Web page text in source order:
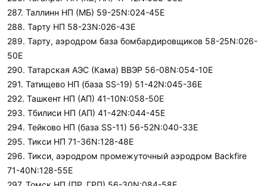
287. Таллинн НП (МБ) 59-25N:024-45E
288. Тарту НП 58-23N:026-43E
289. Тарту, аэродром база бомбардировщиков 58-25N:026-
50E
290. Татарская АЭС (Кама) ВВЭР 56-08N:054-10E
291. Татищево НП (база SS-19) 51-42N:045-36E
292. Ташкент НП (АП) 41-10N:058-50E
293. Тбилиси НП (АП) 41-42N:044-45E
294. Тейково НП (база SS-11) 56-52N:040-33E
295. Тикси НП 71-36N:128-48E
296. Тикси, аэродром промежуточный аэродром Backfire
71-40N:128-55E